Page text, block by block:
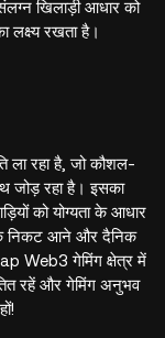
खिलाड़ी आधार को
लक्ष्य रखता है।
ला रहा है, जो कौशल-
जोड़ रहा है। इसका
को योग्यता के आधार
के निकट आने और दैनिक
Web3 गेमिंग क्षेत्र में
रहें और गेमिंग अनुभव